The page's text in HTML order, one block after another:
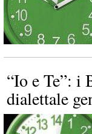
“Io e Te”: i
dialettale